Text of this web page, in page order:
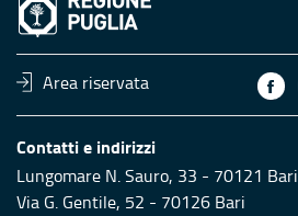
Area riservata
Contatti e indirizzi
Lungomare N. Sauro, 33 - 70121 Bari
Via G. Gentile, 52 - 70126 Bari